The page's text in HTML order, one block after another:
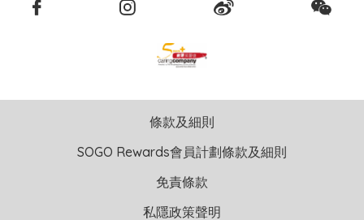
條款及細則
SOGO Rewards會員計劃條款及細則
免責條款
私隱政策聲明